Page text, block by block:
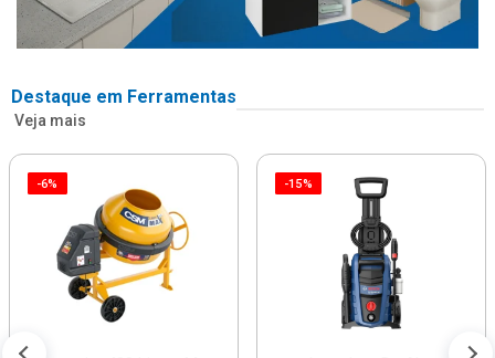
Destaque em Ferramentas
Veja mais
-6% -15%